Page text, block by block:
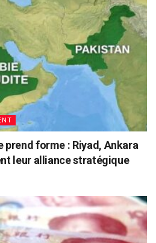
forme : Riyad, Ankara
leur alliance stratégique